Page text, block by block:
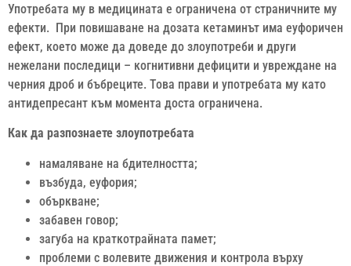
Употребата му в медицината е ограничена от страничните му
ефекти. При повишаване на дозата кетаминът има еуфоричен
ефект, което може да доведе до злоупотреби и други
нежелани последици – когнитивни дефицити и увреждане на
черния дроб и бъбреците. Това прави и употребата му като
антидепресант към момента доста ограничена.
Как да разпознаете злоупотребата
намаляване на бдителността;
възбуда, еуфория;
объркване;
забавен говор;
загуба на краткотрайната памет;
проблеми с волевите движения и контрола върху